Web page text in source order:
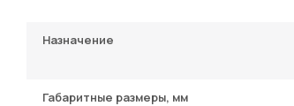
Назначение
Габаритные размеры, мм